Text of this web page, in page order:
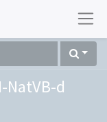
NatVB-d